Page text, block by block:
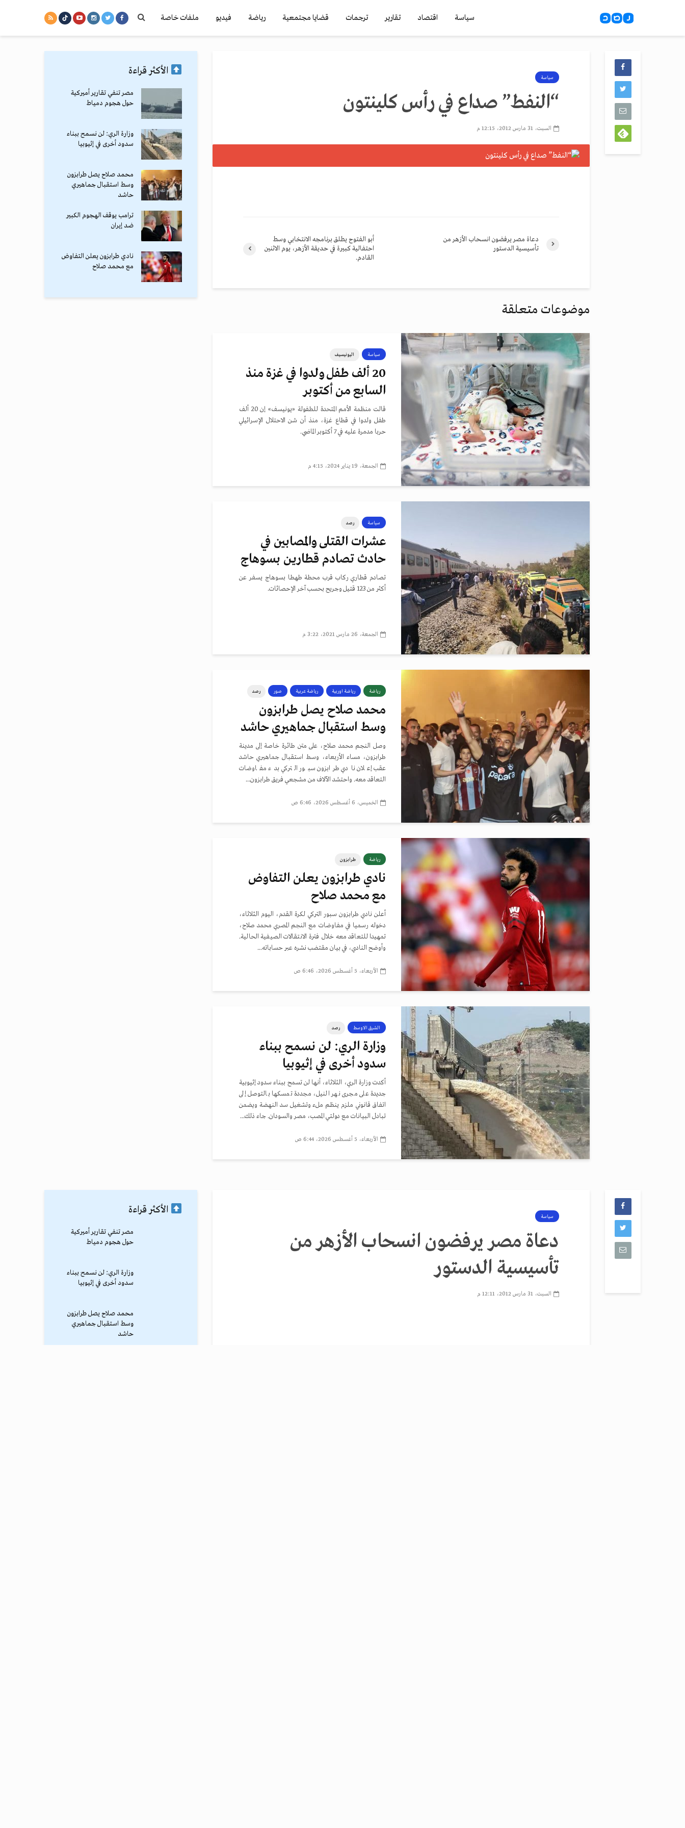
سياسة اقتصاد تقارير ترجمات قضايا مجتمعية رياضة فيديو ملفات خاصة
سياسة
“النفط” صداع في رأس كلينتون
السبت، 31 مارس 2012، 12:15 م
أبو الفتوح يطلق برنامجه الانتخابي وسط
احتفالية كبيرة في حديقة الأزهر، يوم الاثنين
القادم.
دعاة مصر يرفضون انسحاب الأزهر من
تأسيسية الدستور
موضوعات متعلقة
سياسة اليونيسيف
20 ألف طفل ولدوا في غزة منذ
السابع من أكتوبر
قالت منظمة الأمم المتحدة للطفولة «يونيسف» إن 20 ألف
طفل ولدوا في قطاع غزة، منذ أن شن الاحتلال الإسرائيلي
حربا مدمرة عليه في 7 أكتوبر الماضي.
الجمعة، 19 يناير 2024، 4:15 م
سياسة رصد
عشرات القتلى والمصابين في
حادث تصادم قطارين بسوهاج
تصادم قطاري ركاب قرب محطة طهطا بسوهاج يسفر عن
أكثر من 123 قتيل وجريح بحسب آخر الإحصائات.
الجمعة، 26 مارس 2021، 3:22 م
رياضة رياضة اوربية رياضة عربية صور رصد
محمد صلاح يصل طرابزون
وسط استقبال جماهيري حاشد
وصل النجم محمد صلاح، على متن طائرة خاصة إلى مدينة
طرابزون، مساء الأربعاء، وسط استقبال جماهيري حاشد
عقب إعلان نادي طرابزون سبور التركي بدء مفاوضات
التعاقد معه. واحتشد الآلاف من مشجعي فريق طرابزون...
الخميس، 6 أغسطس 2026، 6:46 ص
رياضة طرابزون
نادي طرابزون يعلن التفاوض
مع محمد صلاح
أعلن نادي طرابزون سبور التركي لكرة القدم، اليوم الثلاثاء،
دخوله رسميا في مفاوضات مع النجم المصري محمد صلاح،
تمهيدا للتعاقد معه خلال فترة الانتقالات الصيفية الحالية.
وأوضح النادي، في بيان مقتضب نشره عبر حساباته...
الأربعاء، 5 أغسطس 2026، 6:46 ص
الشرق الاوسط رصد
وزارة الري: لن نسمح ببناء
سدود أخرى في إثيوبيا
أكدت وزارة الري، الثلاثاء، أنها لن تسمح ببناء سدود إثيوبية
جديدة على مجرى نهر النيل، مجددة تمسكها بالتوصل إلى
اتفاق قانوني ملزم ينظم ملء وتشغيل سد النهضة ويضمن
تبادل البيانات مع دولتي المصب، مصر والسودان. جاء ذلك...
الأربعاء، 5 أغسطس 2026، 6:44 ص
الأكثر قراءة
مصر تنفي تقارير أميركية
حول هجوم دمياط
وزارة الري: لن نسمح ببناء
سدود أخرى في إثيوبيا
محمد صلاح يصل طرابزون
وسط استقبال جماهيري
حاشد
ترامب يوقف الهجوم الكبير
ضد إيران
نادي طرابزون يعلن التفاوض
مع محمد صلاح
سياسة
دعاة مصر يرفضون انسحاب الأزهر من
تأسيسية الدستور
السبت، 31 مارس 2012، 12:11 م
الأكثر قراءة
مصر تنفي تقارير أميركية
حول هجوم دمياط
وزارة الري: لن نسمح ببناء
سدود أخرى في إثيوبيا
محمد صلاح يصل طرابزون
وسط استقبال جماهيري
حاشد